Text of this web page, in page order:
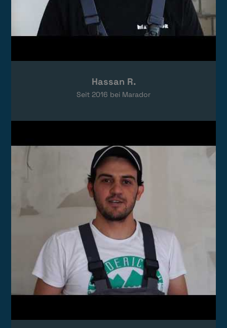
Das Video wird von YouTube eingebettet.
Datenschutzerklärungen
Hassan R.
Seit 2016 bei Marador